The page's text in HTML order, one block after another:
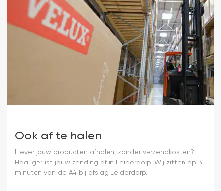
Ook af te halen
Liever jouw producten afhalen, zonder verzendkosten?
Haal gerust jouw zending af in Leiderdorp. Wij zitten op 3
minuten van de A4 bij afslag Leiderdorp.